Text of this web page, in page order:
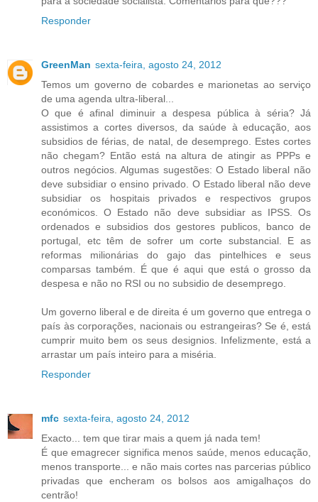
Responder
GreenMan sexta-feira, agosto 24, 2012
Temos um governo de cobardes e marionetas ao serviço
de uma agenda ultra-liberal...
O que é afinal diminuir a despesa pública à séria? Já
assistimos a cortes diversos, da saúde à educação, aos
subsidios de férias, de natal, de desemprego. Estes cortes
não chegam? Então está na altura de atingir as PPPs e
outros negócios. Algumas sugestões: O Estado liberal não
deve subsidiar o ensino privado. O Estado liberal não deve
subsidiar os hospitais privados e respectivos grupos
económicos. O Estado não deve subsidiar as IPSS. Os
ordenados e subsidios dos gestores publicos, banco de
portugal, etc têm de sofrer um corte substancial. E as
reformas milionárias do gajo das pintelhices e seus
comparsas também. É que é aqui que está o grosso da
despesa e não no RSI ou no subsidio de desemprego.
Um governo liberal e de direita é um governo que entrega o
país às corporações, nacionais ou estrangeiras? Se é, está
cumprir muito bem os seus designios. Infelizmente, está a
arrastar um país inteiro para a miséria.
Responder
mfc sexta-feira, agosto 24, 2012
Exacto... tem que tirar mais a quem já nada tem!
É que emagrecer significa menos saúde, menos educação,
menos transporte... e não mais cortes nas parcerias público
privadas que encheram os bolsos aos amigalhaços do
centrão!